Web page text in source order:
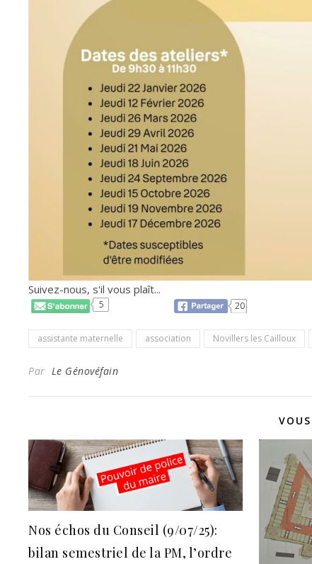
Suivez-nous, s'il vous plaît...
5 20
assistante maternelle association Novillers les Cailloux
Par Le Génovéfain
Nos échos du Conseil (9/07/25):
bilan semestriel de la PM, l’ordre